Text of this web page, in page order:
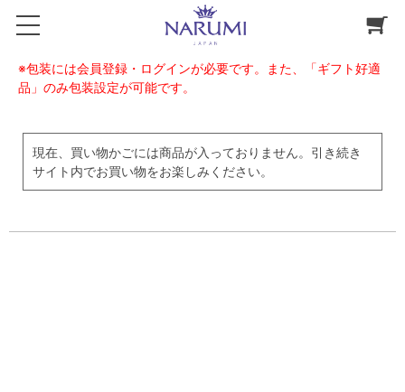
※包装には会員登録・ログインが必要です。また、「ギフト好適
品」のみ包装設定が可能です。
現在、買い物かごには商品が入っておりません。引き続き
サイト内でお買い物をお楽しみください。